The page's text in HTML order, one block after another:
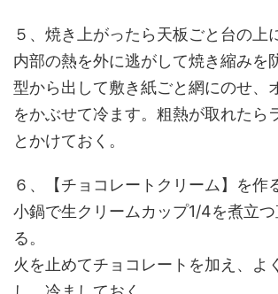
５、焼き上がったら天板ごと台の上
内部の熱を外に逃がして焼き縮みを
型から出して敷き紙ごと網にのせ、
をかぶせて冷ます。粗熱が取れたら
とかけておく。
６、【チョコレートクリーム】を作
小鍋で生クリームカップ1/4を煮立
る。
火を止めてチョコレートを加え、よ